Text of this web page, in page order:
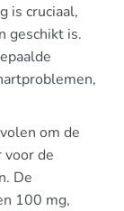
is cruciaal,
geschikt is.
om de
de
De
100 mg,